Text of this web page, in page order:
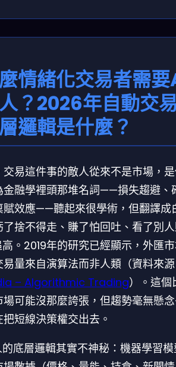
情緒化交易者需
？2026年自動交
邏輯是什麼？
交易這件事的敵人從來不是市場，
金融學裡頭那堆名詞——損失趨避、
賦效應——聽起來很學術，但翻譯成
了捨不得走、賺了怕回吐、看了別
高。2019年的研究已經顯示，外匯
易量來自演算法而非人類（資料來
– Algorithmic Trading）。這個
場可能沒那麼誇張，但趨勢毫無懸
短線決策權交出去。
底層邏輯其實不神秘：機器學習